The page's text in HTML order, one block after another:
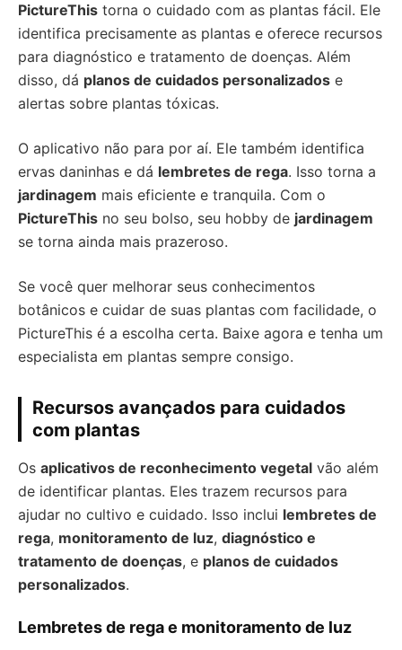
PictureThis torna o cuidado com as plantas fácil. Ele
identifica precisamente as plantas e oferece recursos
para diagnóstico e tratamento de doenças. Além
disso, dá planos de cuidados personalizados e
alertas sobre plantas tóxicas.
O aplicativo não para por aí. Ele também identifica
ervas daninhas e dá lembretes de rega. Isso torna a
jardinagem mais eficiente e tranquila. Com o
PictureThis no seu bolso, seu hobby de jardinagem
se torna ainda mais prazeroso.
Se você quer melhorar seus conhecimentos
botânicos e cuidar de suas plantas com facilidade, o
PictureThis é a escolha certa. Baixe agora e tenha um
especialista em plantas sempre consigo.
Recursos avançados para cuidados
com plantas
Os aplicativos de reconhecimento vegetal vão além
de identificar plantas. Eles trazem recursos para
ajudar no cultivo e cuidado. Isso inclui lembretes de
rega, monitoramento de luz, diagnóstico e
tratamento de doenças, e planos de cuidados
personalizados.
Lembretes de rega e monitoramento de luz